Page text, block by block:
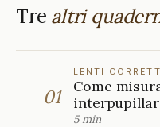
Tre altri
01
LENTI
Come
5 min